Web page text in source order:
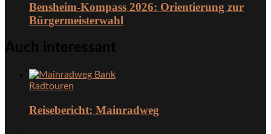
Bensheim-Kompass 2026: Orientierung zur
Bürgermeisterwahl
Auch interessant
Radtouren
Reisebericht: Mainradweg